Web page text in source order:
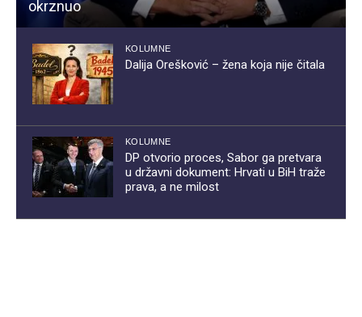
okrznuo
KOLUMNE
Dalija Orešković – žena koja nije čitala
KOLUMNE
DP otvorio proces, Sabor ga pretvara
u državni dokument: Hrvati u BiH traže
prava, a ne milost